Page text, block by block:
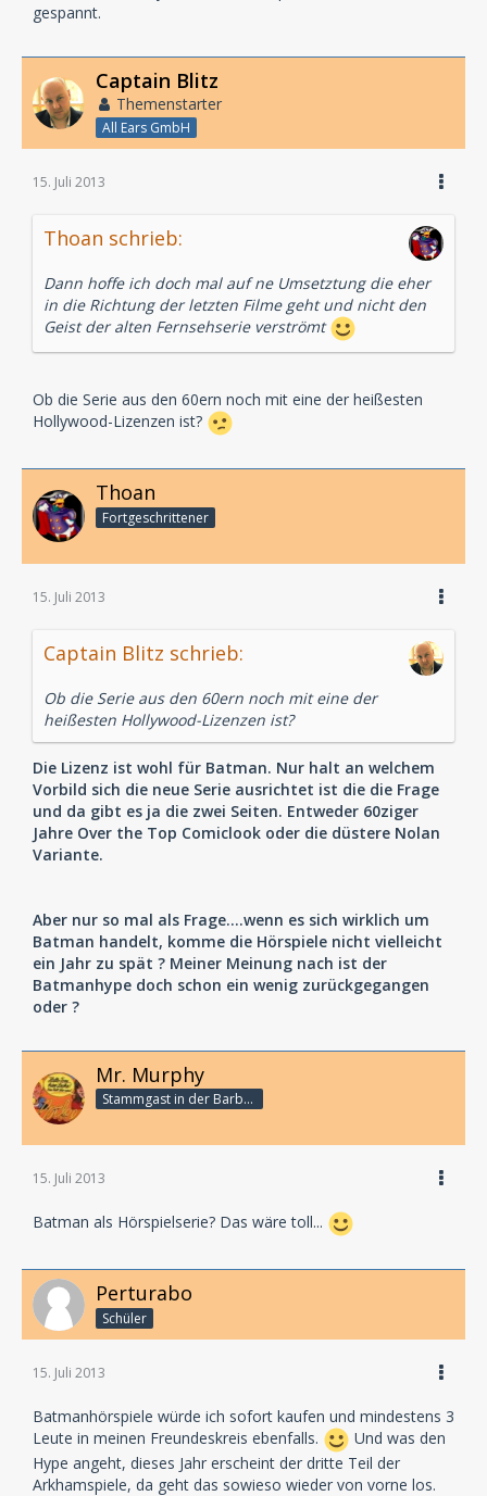
gespannt.
Captain Blitz
Themenstarter
All Ears GmbH
15. Juli 2013
Thoan schrieb:
Dann hoffe ich doch mal auf ne Umsetztung die eher
in die Richtung der letzten Filme geht und nicht den
Geist der alten Fernsehserie verströmt
Ob die Serie aus den 60ern noch mit eine der heißesten
Hollywood-Lizenzen ist?
Thoan
Fortgeschrittener
15. Juli 2013
Captain Blitz schrieb:
Ob die Serie aus den 60ern noch mit eine der
heißesten Hollywood-Lizenzen ist?
Die Lizenz ist wohl für Batman. Nur halt an welchem
Vorbild sich die neue Serie ausrichtet ist die die Frage
und da gibt es ja die zwei Seiten. Entweder 60ziger
Jahre Over the Top Comiclook oder die düstere Nolan
Variante.
Aber nur so mal als Frage....wenn es sich wirklich um
Batman handelt, komme die Hörspiele nicht vielleicht
ein Jahr zu spät ? Meiner Meinung nach ist der
Batmanhype doch schon ein wenig zurückgegangen
oder ?
Mr. Murphy
Stammgast in der Barbarabar
15. Juli 2013
Batman als Hörspielserie? Das wäre toll...
Perturabo
Schüler
15. Juli 2013
Batmanhörspiele würde ich sofort kaufen und mindestens 3
Leute in meinen Freundeskreis ebenfalls.
Und was den
Hype angeht, dieses Jahr erscheint der dritte Teil der
Arkhamspiele, da geht das sowieso wieder von vorne los.